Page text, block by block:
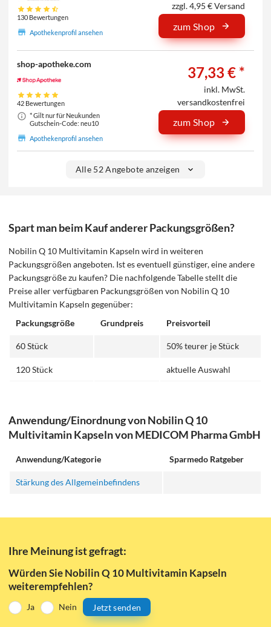
130 Bewertungen
Apothekenprofil ansehen
zzgl. 4,95 € Versand
zum Shop
shop-apotheke.com
42 Bewertungen
* Gilt nur für Neukunden
Gutschein-Code: neu10
Apothekenprofil ansehen
37,33 € *
inkl. MwSt.
versandkostenfrei
zum Shop
Alle 52 Angebote anzeigen
Spart man beim Kauf anderer Packungsgrößen?
Nobilin Q 10 Multivitamin Kapseln wird in weiteren
Packungsgrößen angeboten. Ist es eventuell günstiger, eine andere
Packungsgröße zu kaufen? Die nachfolgende Tabelle stellt die
Preise aller verfügbaren Packungsgrößen von Nobilin Q 10
Multivitamin Kapseln gegenüber:
Packungsgröße
Grundpreis Preisvorteil
60 Stück 50% teurer je Stück
120 Stück aktuelle Auswahl
Anwendung/Einordnung von Nobilin Q 10
Multivitamin Kapseln von MEDICOM Pharma GmbH
Anwendung/Kategorie Sparmedo Ratgeber
Stärkung des Allgemeinbefindens
Ihre Meinung ist gefragt:
Würden Sie Nobilin Q 10 Multivitamin Kapseln
weiterempfehlen?
Ja Nein Jetzt senden